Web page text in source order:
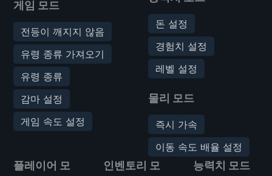
게임 모드
전등이 깨지지 않음
유령 종류 가져오기
유령 종류
감마 설정
게임 속도 설정
돈 설정
경험치 설정
레벨 설정
물리 모드
즉시 가속
이동 속도 배율 설정
플레이어 모
인벤토리 모
능력치 모드